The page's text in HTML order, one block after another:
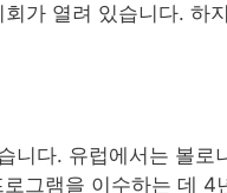
가 열려 있습니다. 하
니다. 유럽에서는 볼로
그램을 이수하는 데 4